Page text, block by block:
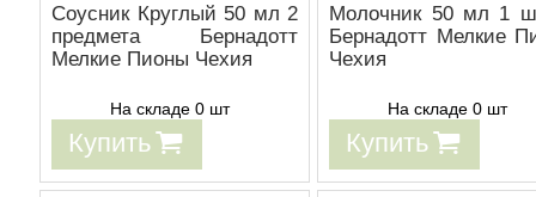
Соусник Круглый 50 мл 2
предмета Бернадотт
Мелкие Пионы Чехия
На складе 0 шт
Купить
Молочник 50 мл 1
Бернадотт Мелкие
Чехия
На складе 0 шт
Купить